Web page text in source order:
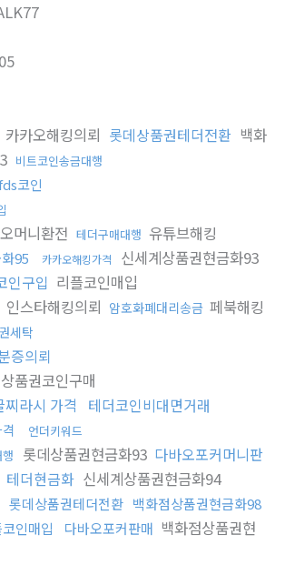
카카오해킹의뢰 롯데상품권테더전환 백화
비트코인송금대행
코인
머니환전 테더구매대행 유튜브해킹
95 카카오해킹가격
신세계상품권현금화93
인구입 리플코인매입
인스타해킹의뢰 암호화폐대리송금 페북해킹
세탁
증의뢰
품권코인구매
찌라시 가격 테더코인비대면거래
언더키워드
롯데상품권현금화93 다바오포커머니판
테더현금화 신세계상품권현금화94
롯데상품권테더전환 백화점상품권현금화98
인매입 다바오포커판매 백화점상품권현